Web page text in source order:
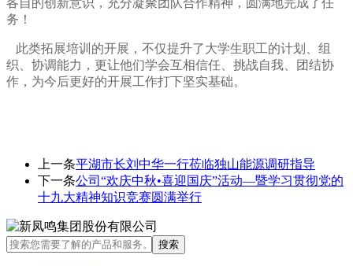
各自的创新意识，充分凝聚团队合作精神，圆满地完成了任
务！
此类拓展培训的开展，不仅提升了大学生职工的计划、组
织、协调能力，更让他们学会互相信任、挑战自我、团结协
作，为今后更好的开展工作打下坚实基础。
上一条平湖市长刘中华一行莅临独山能源调研指导
下一条公司“欢庆中秋•喜迎国庆”活动—暨学习贯彻党的
十九大精神知识竞赛圆满举行